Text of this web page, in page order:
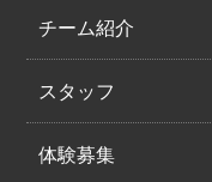
チーム紹介
スタッフ
体験募集